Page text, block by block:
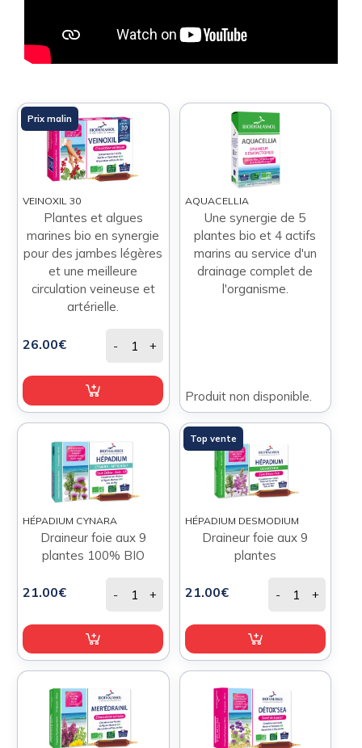
Prix malin
VEINOXIL 30
Plantes et algues
marines bio en synergie
pour des jambes légères
et une meilleure
circulation veineuse et
artérielle.
26.00€ - +
AQUACELLIA
Une synergie de 5
plantes bio et 4 actifs
marins au service d'un
drainage complet de
l'organisme.
Produit non disponible.
HÉPADIUM CYNARA
Draineur foie aux 9
plantes 100% BIO
21.00€ - +
Top vente
HÉPADIUM DESMODIUM
Draineur foie aux 9
plantes
21.00€ - +